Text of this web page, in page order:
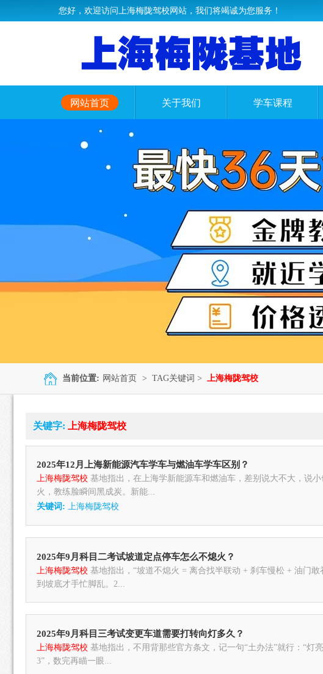
您好，欢迎访问上海梅陇驾校网站，我们将竭诚为您服务！
网站首页 关于我们 学车课程
当前位置: 网站首页 > TAG关键词 > 上海梅陇驾校
关键字: 上海梅陇驾校
2025年12月上海新能源汽车学车与燃油车学车区别？
上海梅陇驾校基地指出，在上海学新能源车和燃油车，差别说大不大，说
火，教练脸瞬间黑成炭。新能...
关键词: 上海梅陇驾校
2025年9月科目二考试坡道定点停车怎么不熄火？
上海梅陇驾校基地指出，“坡道不熄火 = 离合找半联动 + 刹车慢松 + 油门
到坡底才手忙脚乱。2...
2025年9月科目三考试变更车道需要打转向灯多久？
上海梅陇驾校基地指出，不用背那些官方条文，记一句“土办法”就行：“
3”，数完再瞄一眼...